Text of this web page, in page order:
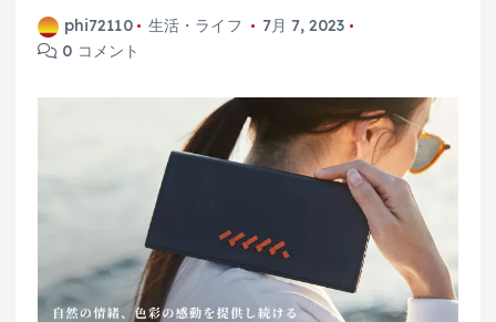
phi72110 生活・ライフ
7月 7, 2023
0 コメント